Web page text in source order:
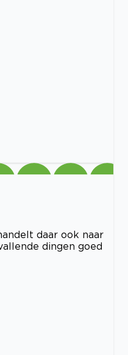
daar ook naar
dingen goed